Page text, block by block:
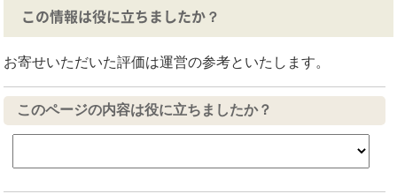
この情報は役に立ちましたか？
お寄せいただいた評価は運営の参考といたします。
このページの内容は役に立ちましたか？